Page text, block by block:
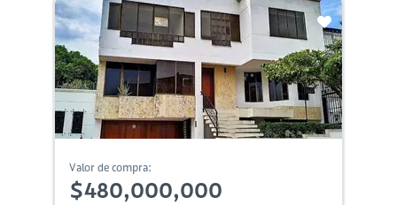
Valor de compra:
$480,000,000